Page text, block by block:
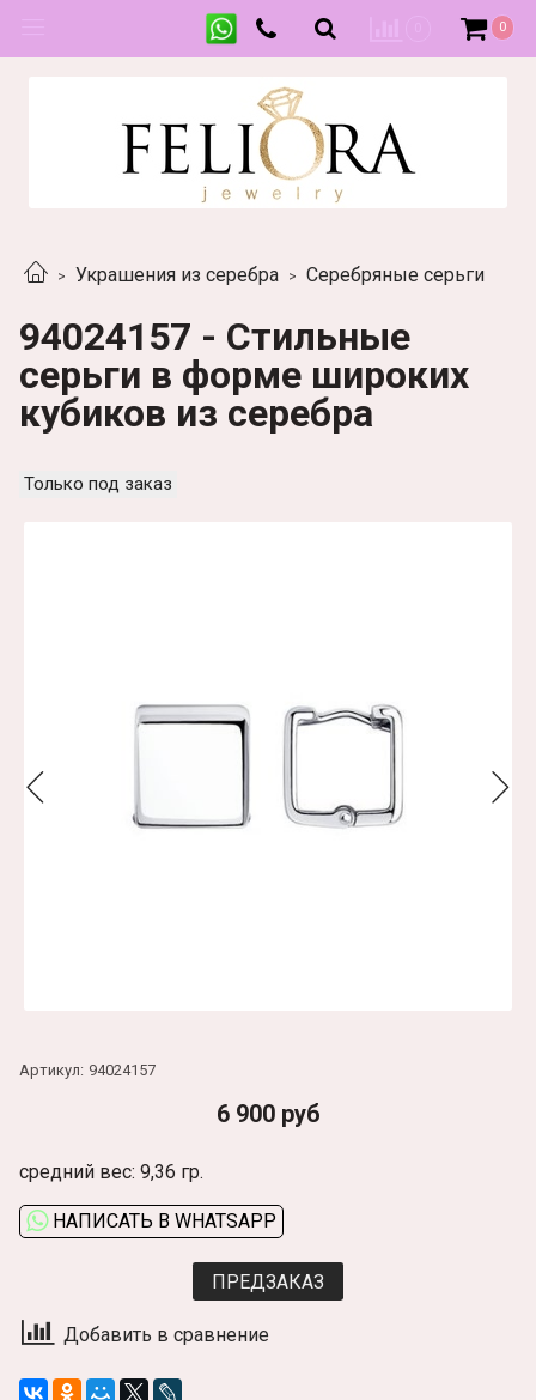
0
Украшения из серебра Серебряные серьги
94024157 - Стильные
серьги в форме широких
кубиков из серебра
Только под заказ
Артикул: 94024157
6 900 руб
средний вес: 9,36 гр.
НАПИСАТЬ В WHATSAPP
ПРЕДЗАКАЗ
Добавить в сравнение